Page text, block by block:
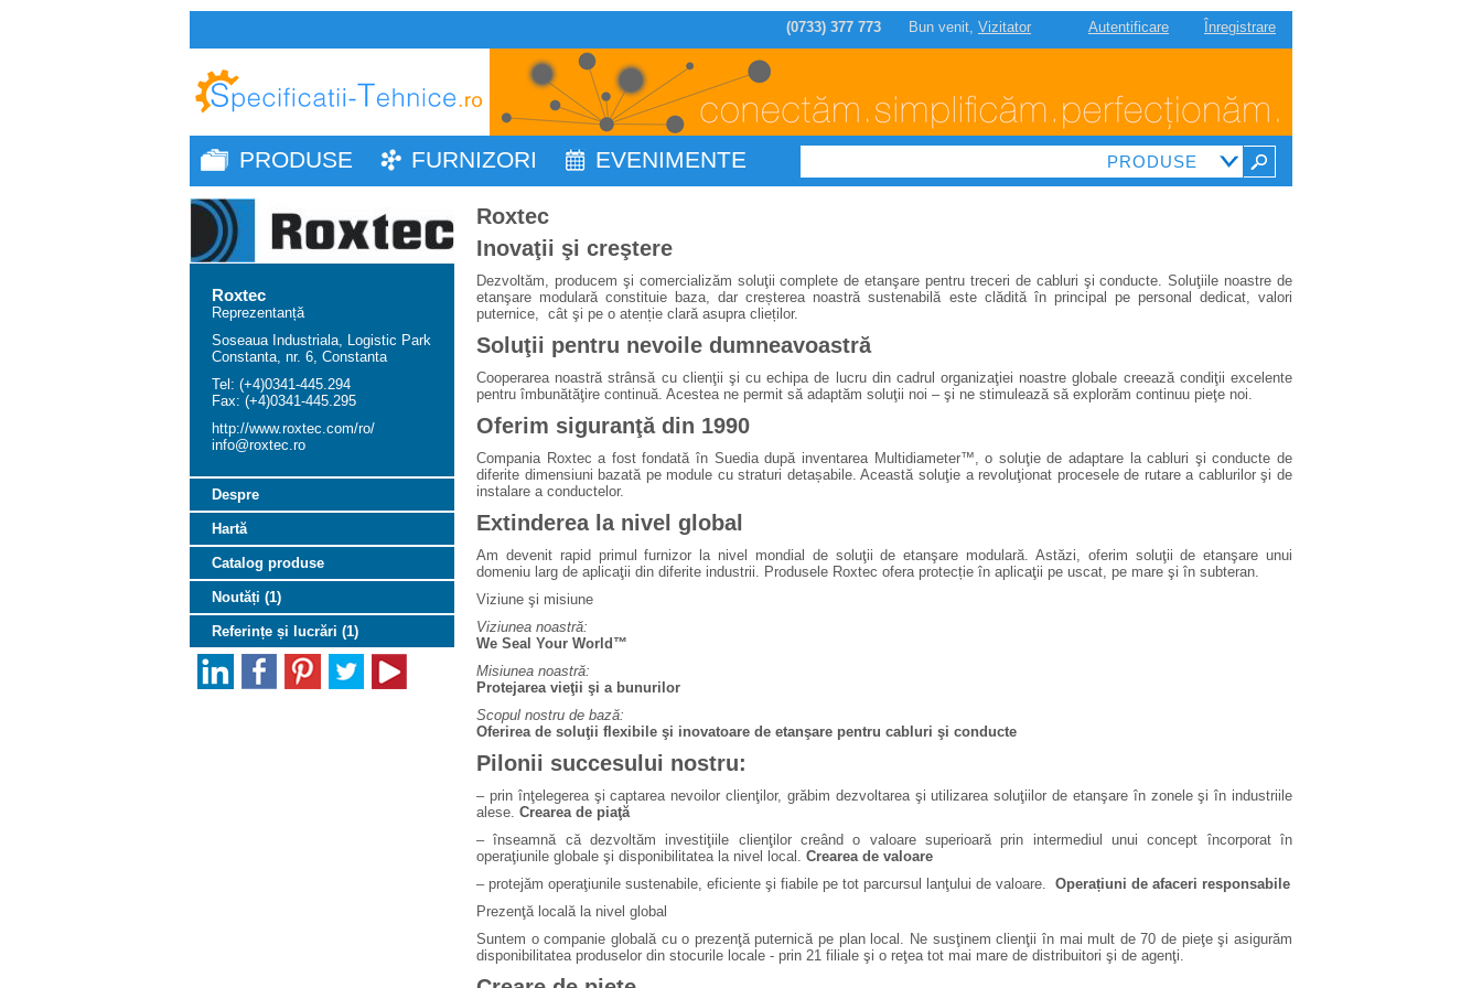
Înregistrare
Autentificare
Bun venit, Vizitator
(0733) 377 773
PRODUSE FURNIZORI EVENIMENTE
Roxtec
Reprezentanță
Soseaua Industriala, Logistic Park
Constanta, nr. 6, Constanta
Tel: (+4)0341-445.294
Fax: (+4)0341-445.295
http://www.roxtec.com/ro/
info@roxtec.ro
Despre
Hartă
Catalog produse
Noutăți (1)
Referințe și lucrări (1)
Roxtec
Inovaţii şi creştere
Dezvoltăm, producem şi comercializăm soluţii complete de etanşare pentru treceri de cabluri şi conducte. Soluţiile noastre de
etanşare modulară constituie baza, dar creșterea noastră sustenabilă este clădită în principal pe personal dedicat, valori
puternice, cât şi pe o atenție clară asupra clieților.
Soluţii pentru nevoile dumneavoastră
Cooperarea noastră strânsă cu clienţii şi cu echipa de lucru din cadrul organizaţiei noastre globale creează condiţii excelente
pentru îmbunătăţire continuă. Acestea ne permit să adaptăm soluţii noi – şi ne stimulează să explorăm continuu pieţe noi.
Oferim siguranţă din 1990
Compania Roxtec a fost fondată în Suedia după inventarea Multidiameter™, o soluţie de adaptare la cabluri şi conducte de
diferite dimensiuni bazată pe module cu straturi detașabile. Această soluţie a revoluţionat procesele de rutare a cablurilor şi de
instalare a conductelor.
Extinderea la nivel global
Am devenit rapid primul furnizor la nivel mondial de soluţii de etanşare modulară. Astăzi, oferim soluţii de etanşare unui
domeniu larg de aplicaţii din diferite industrii. Produsele Roxtec ofera protecție în aplicaţii pe uscat, pe mare şi în subteran.
Viziune şi misiune
Viziunea noastră:
We Seal Your World™
Misiunea noastră:
Protejarea vieţii şi a bunurilor
Scopul nostru de bază:
Oferirea de soluţii flexibile şi inovatoare de etanşare pentru cabluri şi conducte
Pilonii succesului nostru:
– prin înţelegerea şi captarea nevoilor clienţilor, grăbim dezvoltarea şi utilizarea soluţiilor de etanşare în zonele şi în industriile
alese. Crearea de piaţă
– înseamnă că dezvoltăm investiţiile clienţilor creând o valoare superioară prin intermediul unui concept încorporat în
operaţiunile globale şi disponibilitatea la nivel local. Crearea de valoare
– protejăm operaţiunile sustenabile, eficiente şi fiabile pe tot parcursul lanţului de valoare. Operațiuni de afaceri responsabile
Prezenţă locală la nivel global
Suntem o companie globală cu o prezenţă puternică pe plan local. Ne susţinem clienţii în mai mult de 70 de pieţe şi asigurăm
disponibilitatea produselor din stocurile locale - prin 21 filiale şi o reţea tot mai mare de distribuitori şi de agenţi.